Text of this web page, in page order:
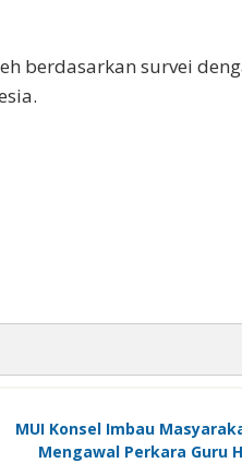
berdasarkan survei
MUI Konsel Imbau
Mengawal Perkara Guru